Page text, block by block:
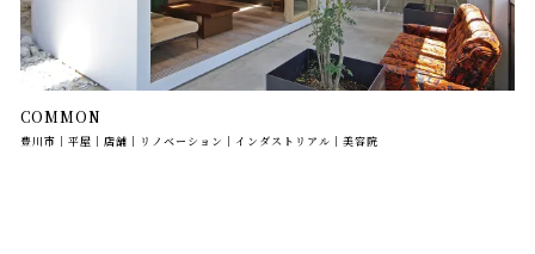
COMMON
豊川市｜平屋｜店舗｜リノベーション｜インダストリアル｜美容院